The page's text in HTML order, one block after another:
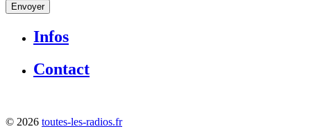
Envoyer
Infos
Contact
© 2026 toutes-les-radios.fr